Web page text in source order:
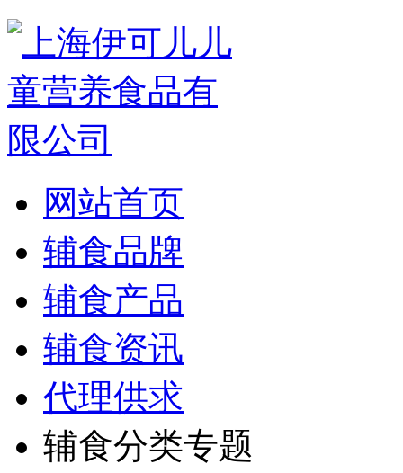
网站首页
辅食品牌
辅食产品
辅食资讯
代理供求
辅食分类专题